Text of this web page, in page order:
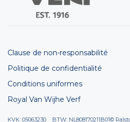
Clause de non-responsabilité
Politique de confidentialité
Conditions uniformes
Royal Van Wijhe Verf
KVK: 05063230 BTW: NL808170211B01©